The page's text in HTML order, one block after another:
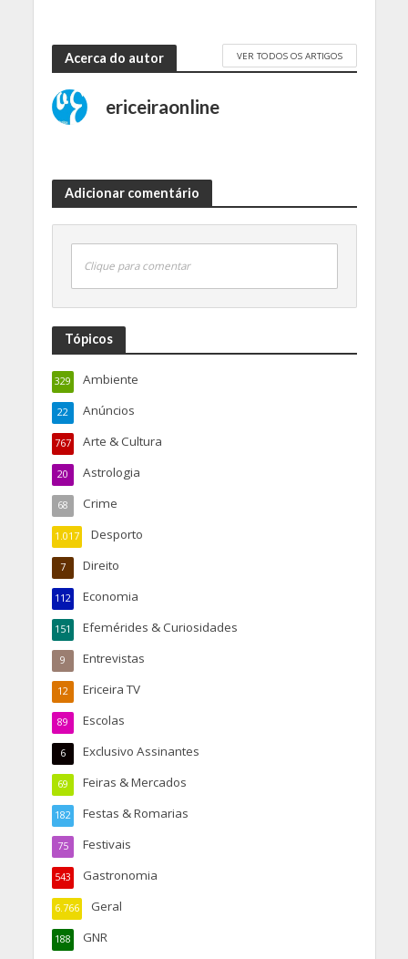
Acerca do autor VER TODOS OS ARTIGOS
ericeiraonline
Adicionar comentário
Clique para comentar
Tópicos
Ambiente
329
Anúncios
22
Arte & Cultura
767
Astrologia
20
Crime
68
Desporto
1.017
Direito
7
Economia
112
Efemérides & Curiosidades
151
Entrevistas
9
Ericeira TV
12
Escolas
89
Exclusivo Assinantes
6
Feiras & Mercados
69
Festas & Romarias
182
Festivais
75
Gastronomia
543
Geral
6.766
GNR
188